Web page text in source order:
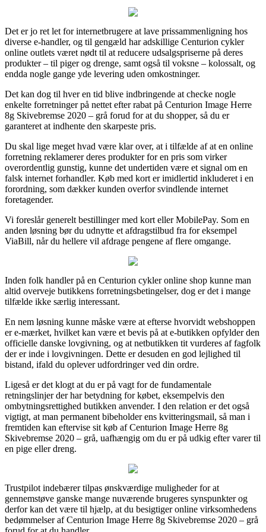
Det er jo ret let for internetbrugere at lave prissammenligning hos
diverse e-handler, og til gengæld har adskillige Centurion cykler
online outlets været nødt til at reducere udsalgspriserne på deres
produkter – til piger og drenge, samt også til voksne – kolossalt, og
endda nogle gange yde levering uden omkostninger.
Det kan dog til hver en tid blive indbringende at checke nogle
enkelte forretninger på nettet efter rabat på Centurion Image Herre
8g Skivebremse 2020 – grå forud for at du shopper, så du er
garanteret at indhente den skarpeste pris.
Du skal lige meget hvad være klar over, at i tilfælde af at en online
forretning reklamerer deres produkter for en pris som virker
overordentlig gunstig, kunne det undertiden være et signal om en
falsk internet forhandler. Køb med kort er imidlertid inkluderet i en
forordning, som dækker kunden overfor svindlende internet
foretagender.
Vi foreslår generelt bestillinger med kort eller MobilePay. Som en
anden løsning bør du udnytte et afdragstilbud fra for eksempel
ViaBill, når du hellere vil afdrage pengene af flere omgange.
Inden folk handler på en Centurion cykler online shop kunne man
altid overveje butikkens forretningsbetingelser, dog er det i mange
tilfælde ikke særlig interessant.
En nem løsning kunne måske være at efterse hvorvidt webshoppen
er e-mærket, hvilket kan være et bevis på at e-butikken opfylder den
officielle danske lovgivning, og at netbutikken tit vurderes af fagfolk
der er inde i lovgivningen. Dette er desuden en god lejlighed til
bistand, ifald du oplever udfordringer ved din ordre.
Ligeså er det klogt at du er på vagt for de fundamentale
retningslinjer der har betydning for købet, eksempelvis den
ombytningsrettighed butikken anvender. I den relation er det også
vigtigt, at man permanent bibeholder ens kvitteringsmail, så man i
fremtiden kan eftervise sit køb af Centurion Image Herre 8g
Skivebremse 2020 – grå, uafhængig om du er på udkig efter varer til
en pige eller dreng.
Trustpilot indebærer tilpas ønskværdige muligheder for at
gennemstøve ganske mange nuværende brugeres synspunkter og
derfor kan det være til hjælp, at du besigtiger online virksomhedens
bedømmelser af Centurion Image Herre 8g Skivebremse 2020 – grå